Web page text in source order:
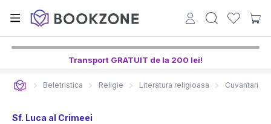
Transport GRATUIT de la 200 lei!
Beletristica Religie Literatura religioasa Cuvantari
Sf. Luca al Crimeei